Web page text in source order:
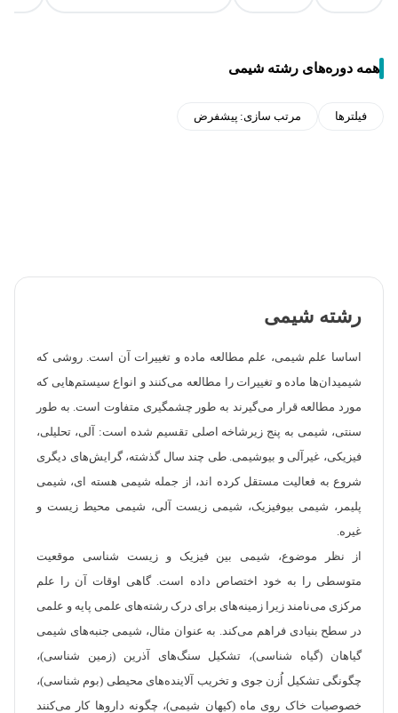
همه دوره‌های رشته شیمی
فیلترها مرتب سازی: پیشفرض
رشته شیمی
اساسا علم شیمی، علم مطالعه ماده و تغییرات آن است. روشی که
شیمیدان‌ها ماده و تغییرات را مطالعه می‌کنند و انواع سیستم‌هایی که
مورد مطالعه قرار می‌گیرند به طور چشمگیری متفاوت است. به طور
سنتی، شیمی به پنج زیرشاخه اصلی تقسیم شده است: آلی، تحلیلی،
فیزیکی، غیرآلی و بیوشیمی. طی چند سال گذشته، گرایش‌های دیگری
شروع به فعالیت مستقل کرده اند، از جمله شیمی هسته ای، شیمی
پلیمر، شیمی بیوفیزیک، شیمی زیست آلی، شیمی محیط زیست و
غیره.
از نظر موضوع، شیمی بین فیزیک و زیست شناسی موقعیت
متوسطی را به خود اختصاص داده است. گاهی اوقات آن را علم
مرکزی می‌نامند زیرا زمینه‌های برای درک رشته‌های علمی پایه و علمی
در سطح بنیادی فراهم می‌کند. به عنوان مثال‌، شیمی جنبه‌های شیمی
گیاهان (گیاه شناسی)، تشکیل سنگ‌های آذرین (زمین شناسی)،
چگونگی تشکیل اُزن جوی و تخریب آلاینده‌های محیطی (بوم شناسی)،
خصوصیات خاک روی ماه (کیهان شیمی)، چگونه داروها کار می‌کنند